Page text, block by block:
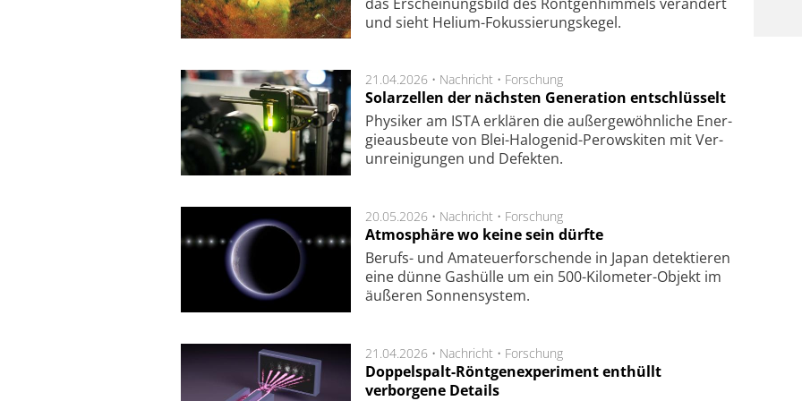
und sieht Helium-Fokus­sie­rungs­ke­gel.
21.04.2026 • Nachricht • Forschung
Solarzellen der nächsten Generation entschlüsselt
Physiker am ISTA er­klä­ren die außer­ge­wöhn­li­che Ener­
gie­aus­beu­te von Blei-Halo­ge­nid-Perows­ki­ten mit Ver­
unrei­ni­gung­en und De­fek­ten.
20.05.2026 • Nachricht • Forschung
Atmosphäre wo keine sein dürfte
Berufs- und Ama­teuer­for­schen­de in Japan de­tek­tie­ren
eine dün­ne Gas­hül­le um ein 500-Kilo­meter-Objekt im
äu­ße­ren Son­nen­sys­tem.
21.04.2026 • Nachricht • Forschung
Doppelspalt-Röntgenexperiment enthüllt
verborgene Details